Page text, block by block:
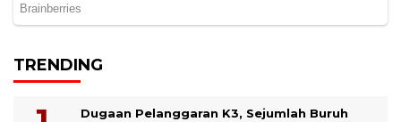
TRENDING
Dugaan Pelanggaran K3, Sejumlah Buruh